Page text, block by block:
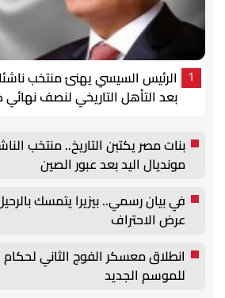
1
الرئيس السيسي يهنئ منتخب
بعد التأهل التاريخي لنصف
بنات مصر يكتبن التاريخ.. منتخب
مونديال اليد بعد عبور الصين
في بيان رسمي.. بيزيرا يتمسك
عرض الاحتراف
انطلاق معسكر الفوج الثاني لحكام
للموسم الجديد